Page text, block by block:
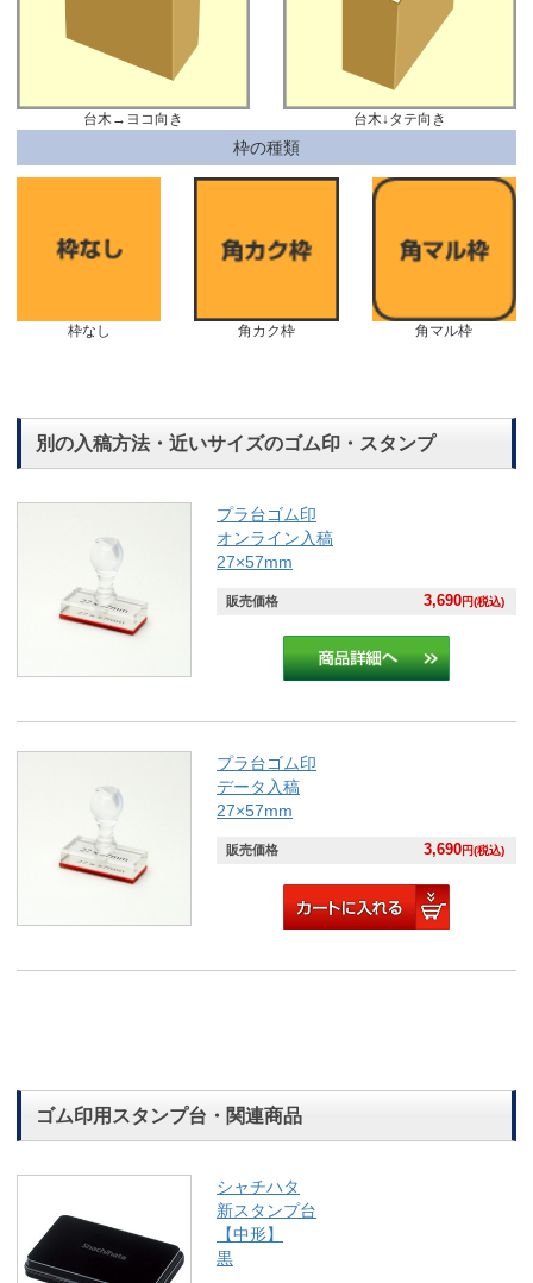
台木→ヨコ向き 台木↓タテ向き
枠の種類
枠なし 角カク枠 角マル枠
別の入稿方法・近いサイズのゴム印・スタンプ
プラ台ゴム印
オンライン入稿
27×57mm
販売価格 3,690円(税込)
プラ台ゴム印
データ入稿
27×57mm
販売価格 3,690円(税込)
ゴム印用スタンプ台・関連商品
シャチハタ
新スタンプ台
【中形】
黒